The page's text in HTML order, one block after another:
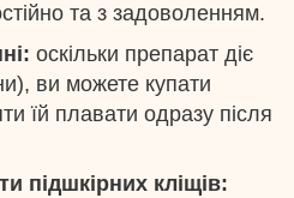
та з задоволенням.
оскільки препарат діє
ви можете купати
їй плавати одразу після
підшкірних кліщів: